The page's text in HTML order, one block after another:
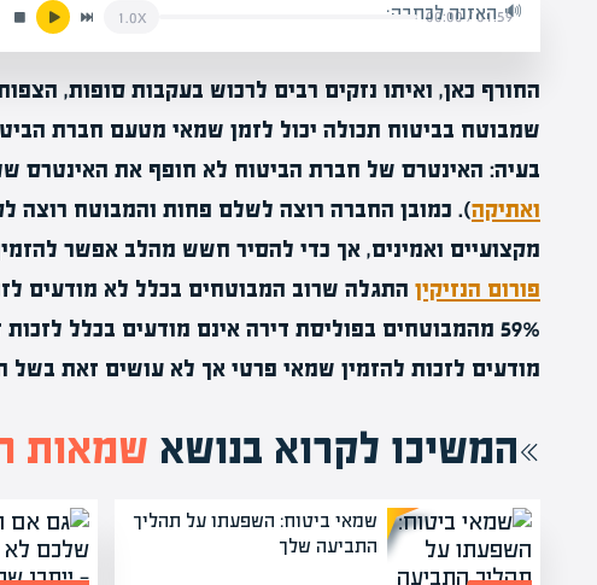
האזנה לכתבה:01:59
/
00:00
1.0x
החורף כאן, ואיתו נזקים רבים לרכוש בעקבות סופות,
שמבוטח בביטוח תכולה יכול לזמן שמאי מטעם חברת
בעיה: האינטרס של חברת הביטוח לא חופף את האינטרס
ואתיקה). כמובן החברה רוצה לשלם פחות והמבוטח רוצה
מקצועיים ואמינים, אך כדי להסיר חשש מהלב אפשר
פורום הנזיקין התגלה שרוב המבוטחים בכלל לא מודעים
מודעים לזכות להזמין שמאי פרטי אך לא עושים זאת
המשיכו לקרוא בנושא שמאות
שמאי ביטוח: השפעתו על תהליך
התביעה שלך